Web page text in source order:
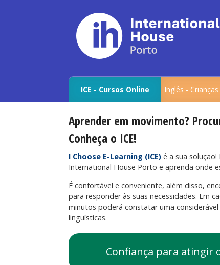
ICE - Cursos Online Inglês -
Aprender em movimento?
Conheça o ICE!
I Choose E-Learning (ICE) é a sua
International House Porto e aprenda onde
É confortável e conveniente, além disso,
para responder às suas necessidades. Em
minutos poderá constatar uma
linguísticas.
Confiança para atingir